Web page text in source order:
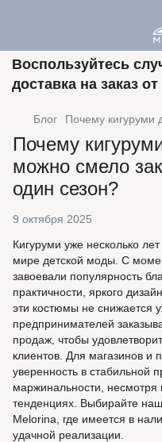
Воспользуйтесь
доставка на заказ
Блог Почему кигуруми
Почему
можно смело
один сезон?
9 октября 2025
Кигуруми уже несколько
мире детской моды. С
завоевали популярность
практичности, яркого
эти костюмы не снижается
предпринимателей
продаж, чтобы
клиентов. Для магазинов и
уверенность в стабильной
маржинальности,
тенденциях. Выбирайте
Melorina, где имеется в
удачной реализации.